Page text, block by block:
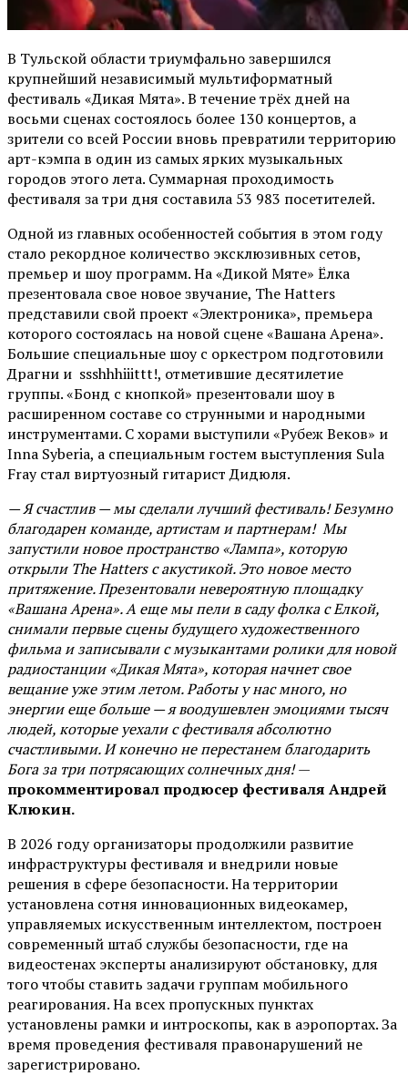
В Тульской области триумфально завершился
крупнейший независимый мультиформатный
фестиваль «Дикая Мята». В течение трёх дней на
восьми сценах состоялось более 130 концертов, а
зрители со всей России вновь превратили территорию
арт-кэмпа в один из самых ярких музыкальных
городов этого лета. Суммарная проходимость
фестиваля за три дня составила 53 983 посетителей.
Одной из главных особенностей события в этом году
стало рекордное количество эксклюзивных сетов,
премьер и шоу программ. На «Дикой Мяте» Ёлка
презентовала свое новое звучание, The Hatters
представили свой проект «Электроника», премьера
которого состоялась на новой сцене «Вашана Арена».
Большие специальные шоу с оркестром подготовили
Драгни и ssshhhiiittt!, отметившие десятилетие
группы. «Бонд с кнопкой» презентовали шоу в
расширенном составе со струнными и народными
инструментами. С хорами выступили «Рубеж Веков» и
Inna Syberia, а специальным гостем выступления Sula
Fray стал виртуозный гитарист Дидюля.
— Я счастлив — мы сделали лучший фестиваль! Безумно
благодарен команде, артистам и партнерам! Мы
запустили новое пространство «Лампа», которую
открыли The Hatters с акустикой. Это новое место
притяжение. Презентовали невероятную площадку
«Вашана Арена». А еще мы пели в саду фолка с Елкой,
снимали первые сцены будущего художественного
фильма и записывали с музыкантами ролики для новой
радиостанции «Дикая Мята», которая начнет свое
вещание уже этим летом. Работы у нас много, но
энергии еще больше — я воодушевлен эмоциями тысяч
людей, которые уехали с фестиваля абсолютно
счастливыми. И конечно не перестанем благодарить
Бога за три потрясающих солнечных дня!—
прокомментировал продюсер фестиваля Андрей
Клюкин.
В 2026 году организаторы продолжили развитие
инфраструктуры фестиваля и внедрили новые
решения в сфере безопасности. На территории
установлена сотня инновационных видеокамер,
управляемых искусственным интеллектом, построен
современный штаб службы безопасности, где на
видеостенах эксперты анализируют обстановку, для
того чтобы ставить задачи группам мобильного
реагирования. На всех пропускных пунктах
установлены рамки и интроскопы, как в аэропортах. За
время проведения фестиваля правонарушений не
зарегистрировано.